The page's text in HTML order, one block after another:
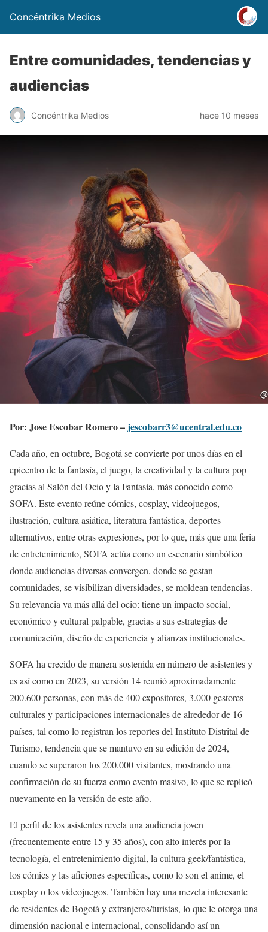
Concéntrika Medios
Entre comunidades, tendencias y
audiencias
Concéntrika Medios hace 10 meses
Por: Jose Escobar Romero – jescobarr3@ucentral.edu.co
Cada año, en octubre, Bogotá se convierte por unos días en el
epicentro de la fantasía, el juego, la creatividad y la cultura pop
gracias al Salón del Ocio y la Fantasía, más conocido como
SOFA. Este evento reúne cómics, cosplay, videojuegos,
ilustración, cultura asiática, literatura fantástica, deportes
alternativos, entre otras expresiones, por lo que, más que una feria
de entretenimiento, SOFA actúa como un escenario simbólico
donde audiencias diversas convergen, donde se gestan
comunidades, se visibilizan diversidades, se moldean tendencias.
Su relevancia va más allá del ocio: tiene un impacto social,
económico y cultural palpable, gracias a sus estrategias de
comunicación, diseño de experiencia y alianzas institucionales.
SOFA ha crecido de manera sostenida en número de asistentes y
es así como en 2023, su versión 14 reunió aproximadamente
200.600 personas, con más de 400 expositores, 3.000 gestores
culturales y participaciones internacionales de alrededor de 16
países, tal como lo registran los reportes del Instituto Distrital de
Turismo, tendencia que se mantuvo en su edición de 2024,
cuando se superaron los 200.000 visitantes, mostrando una
confirmación de su fuerza como evento masivo, lo que se replicó
nuevamente en la versión de este año.
El perfil de los asistentes revela una audiencia joven
(frecuentemente entre 15 y 35 años), con alto interés por la
tecnología, el entretenimiento digital, la cultura geek/fantástica,
los cómics y las aficiones específicas, como lo son el anime, el
cosplay o los videojuegos. También hay una mezcla interesante
de residentes de Bogotá y extranjeros/turistas, lo que le otorga una
dimensión nacional e internacional, consolidando así un